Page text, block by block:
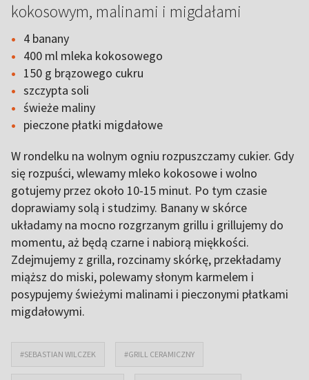
kokosowym, malinami i migdałami
4 banany
400 ml mleka kokosowego
150 g brązowego cukru
szczypta soli
świeże maliny
pieczone płatki migdałowe
W rondelku na wolnym ogniu rozpuszczamy cukier. Gdy
się rozpuści, wlewamy mleko kokosowe i wolno
gotujemy przez około 10-15 minut. Po tym czasie
doprawiamy solą i studzimy. Banany w skórce
układamy na mocno rozgrzanym grillu i grillujemy do
momentu, aż będą czarne i nabiorą miękkości.
Zdejmujemy z grilla, rozcinamy skórkę, przekładamy
miąższ do miski, polewamy słonym karmelem i
posypujemy świeżymi malinami i pieczonymi płatkami
migdałowymi.
#SEBASTIAN WILCZEK #GRILL CERAMICZNY